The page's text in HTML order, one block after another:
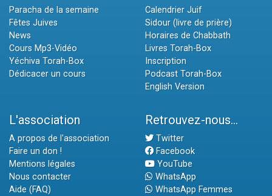
Paracha de la semaine
Fêtes Juives
News
Cours Mp3-Vidéo
Yéchiva Torah-Box
Dédicacer un cours
Calendrier Juif
Sidour (livre de prière)
Horaires de Chabbath
Livres Torah-Box
Inscription
Podcast Torah-Box
English Version
L'association
A propos de l'association
Faire un don !
Mentions légales
Nous contacter
Aide (FAQ)
Retrouvez-nous...
Twitter
Facebook
YouTube
WhatsApp
WhatsApp Femmes